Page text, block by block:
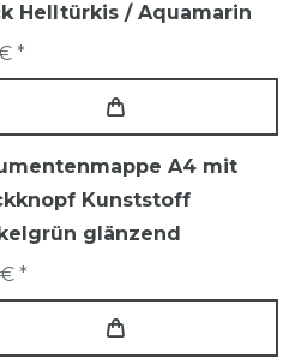
Helltürkis / Aquamarin
*
A4 mit
Kunststoff
glänzend
*